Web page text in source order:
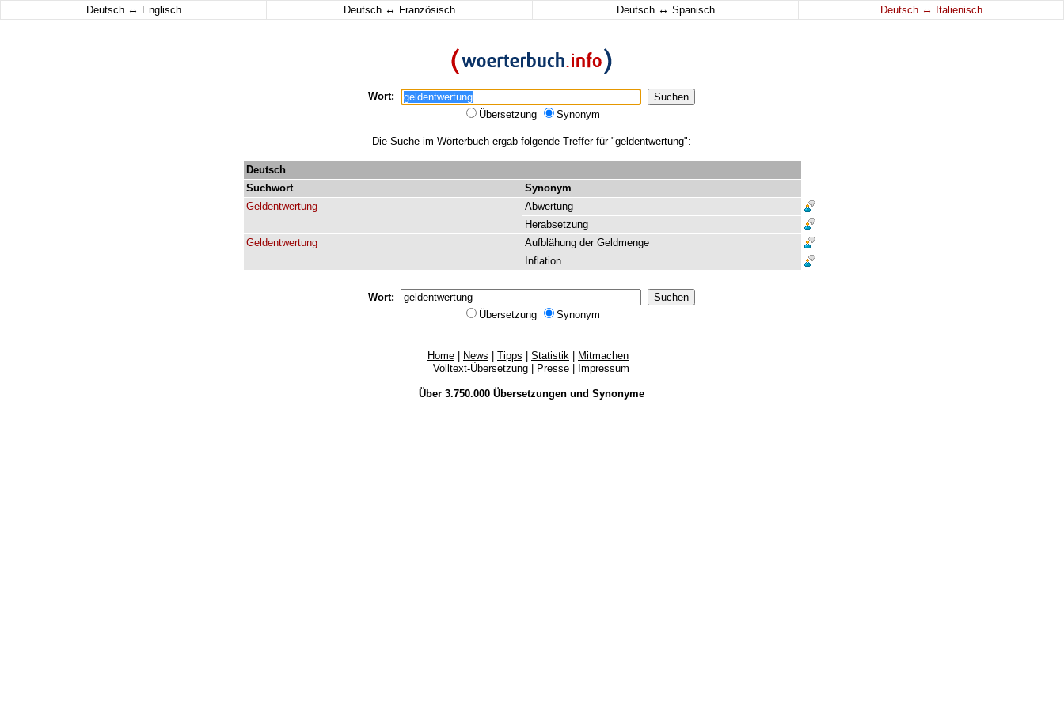
Deutsch ↔ Englisch Deutsch ↔ Französisch Deutsch ↔ Spanisch Deutsch ↔ Italienisch
Wort:
Übersetzung
Synonym
Die Suche im Wörterbuch ergab folgende Treffer für "geldentwertung":
Deutsch
Suchwort
Synonym
Geldentwertung
Abwertung
Herabsetzung
Geldentwertung
Aufblähung der Geldmenge
Inflation
Wort:
Übersetzung
Synonym
Home News Tipps Statistik
Mitmachen
Volltext-Übersetzung
Presse Impressum
Über 3.750.000 Übersetzungenund Synonyme